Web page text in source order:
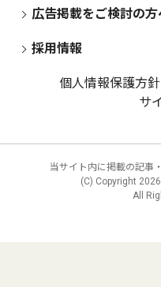
広告掲載をご検討の方
採用情報
個人情報保護方針
サ
当サイト内に掲載の記事
(C) Copyright 2026
All